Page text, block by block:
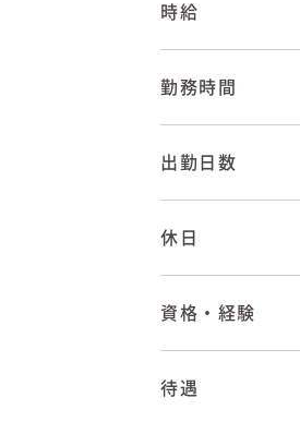
時給
勤務時間
出勤日数
休日
資格・経験
待遇